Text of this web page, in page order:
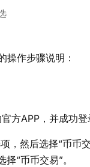
操作步骤说明：
方APP，并成功登
，然后选择“币币
“币币交易”。